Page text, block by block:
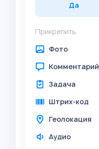
Да
Прикрепить
Фото
Комментарий
Задача
Штрих-код
Геолокация
Аудио